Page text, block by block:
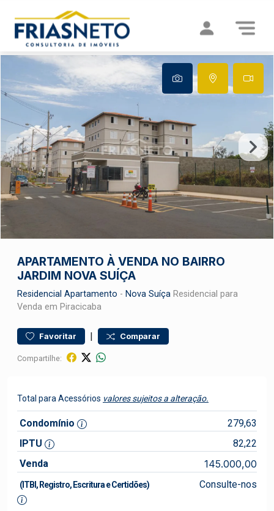
APARTAMENTO À VENDA NO BAIRRO
JARDIM NOVA SUÍÇA
Residencial Apartamento - Nova Suíça Residencial para
Venda em Piracicaba
Favoritar | Comparar
Compartilhe:
Total para Acessórios valores sujeitos a alteração.
Condomínio
279,63
IPTU
82,22
Venda
145.000,00
(ITBI, Registro, Escritura e Certidões) Consulte-nos